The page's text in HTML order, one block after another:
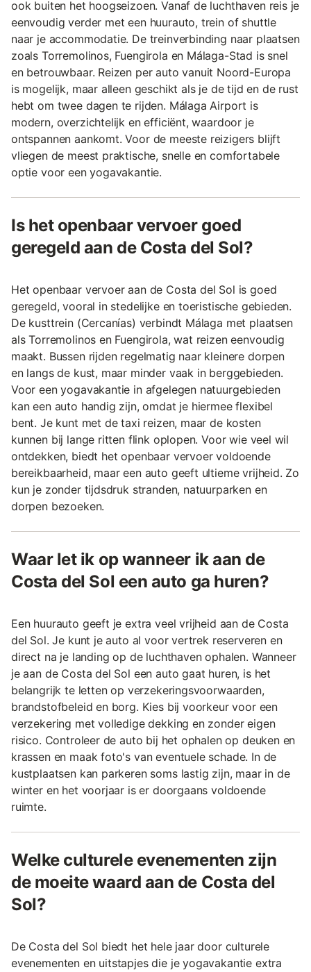
ook buiten het hoogseizoen. Vanaf de luchthaven reis je
eenvoudig verder met een huurauto, trein of shuttle
naar je accommodatie. De treinverbinding naar plaatsen
zoals Torremolinos, Fuengirola en Málaga-Stad is snel
en betrouwbaar. Reizen per auto vanuit Noord-Europa
is mogelijk, maar alleen geschikt als je de tijd en de rust
hebt om twee dagen te rijden. Málaga Airport is
modern, overzichtelijk en efficiënt, waardoor je
ontspannen aankomt. Voor de meeste reizigers blijft
vliegen de meest praktische, snelle en comfortabele
optie voor een yogavakantie.
Is het openbaar vervoer goed
geregeld aan de Costa del Sol?
Het openbaar vervoer aan de Costa del Sol is goed
geregeld, vooral in stedelijke en toeristische gebieden.
De kusttrein (Cercanías) verbindt Málaga met plaatsen
als Torremolinos en Fuengirola, wat reizen eenvoudig
maakt. Bussen rijden regelmatig naar kleinere dorpen
en langs de kust, maar minder vaak in berggebieden.
Voor een yogavakantie in afgelegen natuurgebieden
kan een auto handig zijn, omdat je hiermee flexibel
bent. Je kunt met de taxi reizen, maar de kosten
kunnen bij lange ritten flink oplopen. Voor wie veel wil
ontdekken, biedt het openbaar vervoer voldoende
bereikbaarheid, maar een auto geeft ultieme vrijheid. Zo
kun je zonder tijdsdruk stranden, natuurparken en
dorpen bezoeken.
Waar let ik op wanneer ik aan de
Costa del Sol een auto ga huren?
Een huurauto geeft je extra veel vrijheid aan de Costa
del Sol. Je kunt je auto al voor vertrek reserveren en
direct na je landing op de luchthaven ophalen. Wanneer
je aan de Costa del Sol een auto gaat huren, is het
belangrijk te letten op verzekeringsvoorwaarden,
brandstofbeleid en borg. Kies bij voorkeur voor een
verzekering met volledige dekking en zonder eigen
risico. Controleer de auto bij het ophalen op deuken en
krassen en maak foto's van eventuele schade. In de
kustplaatsen kan parkeren soms lastig zijn, maar in de
winter en het voorjaar is er doorgaans voldoende
ruimte.
Welke culturele evenementen zijn
de moeite waard aan de Costa del
Sol?
De Costa del Sol biedt het hele jaar door culturele
evenementen en uitstapjes die je yogavakantie extra